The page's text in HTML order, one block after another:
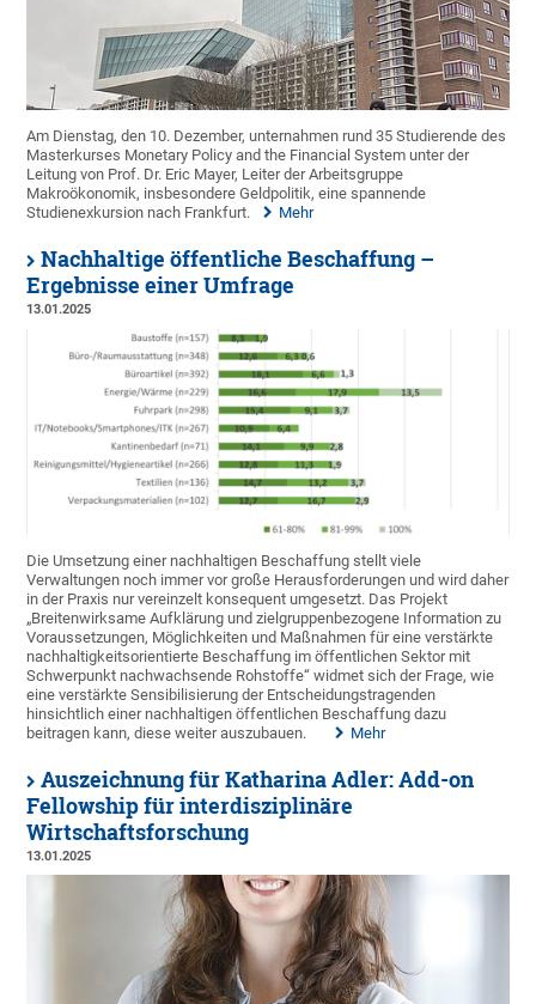
Am Dienstag, den 10. Dezember, unternahmen rund 35 Studierende des
Masterkurses Monetary Policy and the Financial System unter der
Leitung von Prof. Dr. Eric Mayer, Leiter der Arbeitsgruppe
Makroökonomik, insbesondere Geldpolitik, eine spannende
Studienexkursion nach Frankfurt.
Mehr
Nachhaltige öffentliche Beschaffung –
Ergebnisse einer Umfrage
13.01.2025
Die Umsetzung einer nachhaltigen Beschaffung stellt viele
Verwaltungen noch immer vor große Herausforderungen und wird daher
in der Praxis nur vereinzelt konsequent umgesetzt. Das Projekt
„Breitenwirksame Aufklärung und zielgruppenbezogene Information zu
Voraussetzungen, Möglichkeiten und Maßnahmen für eine verstärkte
nachhaltigkeitsorientierte Beschaffung im öffentlichen Sektor mit
Schwerpunkt nachwachsende Rohstoffe“ widmet sich der Frage, wie
eine verstärkte Sensibilisierung der Entscheidungstragenden
hinsichtlich einer nachhaltigen öffentlichen Beschaffung dazu
beitragen kann, diese weiter auszubauen.
Mehr
Auszeichnung für Katharina Adler: Add-on
Fellowship für interdisziplinäre
Wirtschaftsforschung
13.01.2025